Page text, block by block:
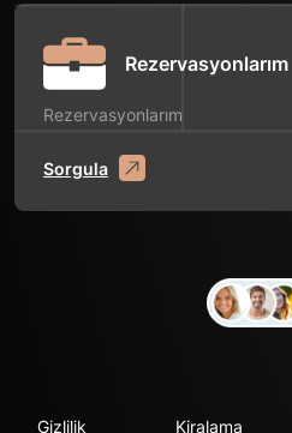
Rezervasyonlarım
Rezervasyonlarım
Sorgula
Gizlilik Kiralama